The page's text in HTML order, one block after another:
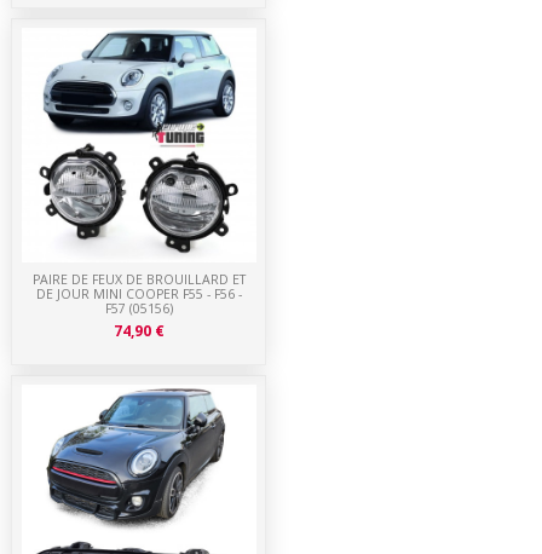
PAIRE DE FEUX DE BROUILLARD ET
DE JOUR MINI COOPER F55 - F56 -
F57 (05156)
74,90 €